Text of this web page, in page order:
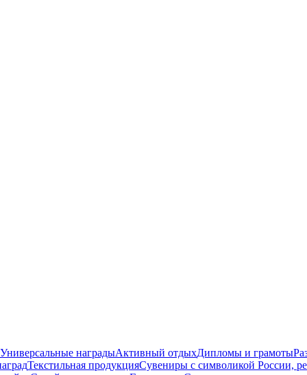
Универсальные наградыАктивный отдыхДипломы и грамоты
Текстильная продукцияСувениры с символикой России,